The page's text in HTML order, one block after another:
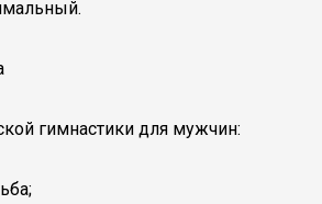
гимнастики для мужчин: